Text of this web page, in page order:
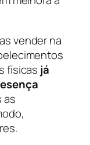
vender na
físicas já
as